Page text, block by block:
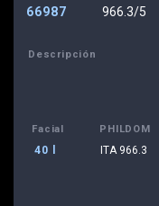
66987 966.3/5
Descripción
Facial PHILDOM
40 l ITA 966.3